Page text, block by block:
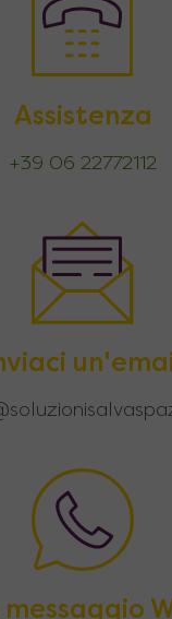
Assistenza
+39 06 22772112
un'email
messaggio